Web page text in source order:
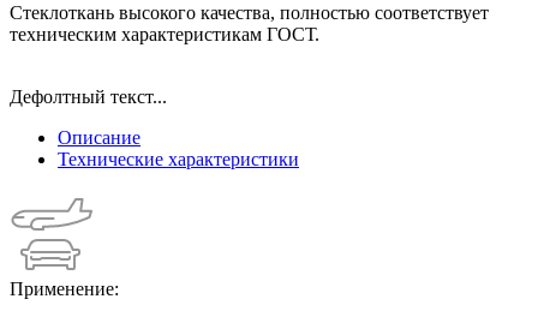
Стеклоткань высокого качества, полностью соответствует
техническим характеристикам ГОСТ.
Дефолтный текст...
Описание
Технические характеристики
Применение: